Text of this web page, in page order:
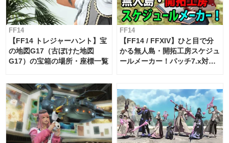
FF14
【FF14 トレジャーハント】宝
の地図G17（古ぼけた地図
G17）の宝箱の場所・座標一覧
FF14
【FF14 / FFXIV】ひと目で分
かる無人島・開拓工房スケジュ
ールメーカー！パッチ7.x対応